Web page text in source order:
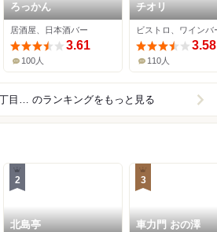
ろっかん
居酒屋、日本酒バー
3.61
100人
チオリ
ビストロ、ワインバ
3.58
110人
曙橋・四ツ谷三丁目×バー・お酒 のランキングをもっと見る
2
北島亭
3
車力門 おの澤